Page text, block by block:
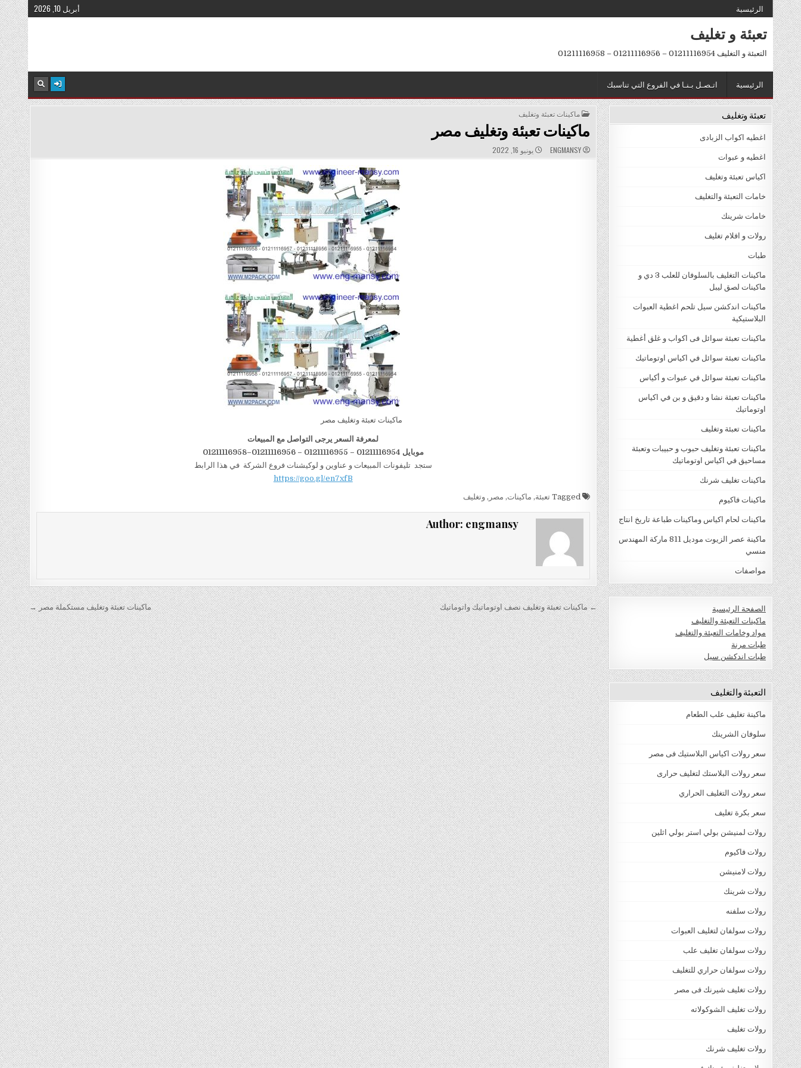
Skip
to
content
الرئيسية أبريل 10, 2026
تعبئة و تغليف
التعبئة و التغليف 01211116954 – 01211116956 – 01211116958
الرئيسية اتـصـل بـنـا في الفروع التي تناسبك
POSTED
IN
ماكينات تعبئة وتغليف
ماكينات تعبئة وتغليف مصر
AUTHOR:
ENGMANSY
PUBLISHED
DATE:
يونيو 16, 2022
ماكينات تعبئة وتغليف مصر
لمعرفة السعر يرجى التواصل مع المبيعات
موبايل 01211116954 – 01211116955 – 01211116956–01211116958
ستجد تليفونات المبيعات و عناوين و لوكيشنات فروع الشركة في هذا الرابط
https://goo.gl/en7xfB
Tagged تعبئة, ماكينات, مصر ,وتغليف
Author: engmansy
تصفّح
المقالات
ماكينات تعبئة وتغليف مستكملة مصر → ← ماكينات تعبئة وتغليف نصف اوتوماتيك واتوماتيك
تعبئة وتغليف
اغطيه اكواب الزبادى
اغطيه و عبوات
اكياس تعبئة وتغليف
خامات التعبئة والتغليف
خامات شرينك
رولات و افلام تغليف
طبات
ماكينات التغليف بالسلوفان للعلب 3 دي و
ماكينات لصق ليبل
ماكينات اندكشن سيل تلحم اغطية العبوات
البلاستيكية
ماكينات تعبئة سوائل فى اكواب و غلق أغطية
ماكينات تعبئة سوائل في اكياس اوتوماتيك
ماكينات تعبئة سوائل في عبوات و أكياس
ماكينات تعبئة نشا و دقيق و بن في اكياس
اوتوماتيك
ماكينات تعبئة وتغليف
ماكينات تعبئة وتغليف حبوب و حبيبات وتعبئة
مساحيق في اكياس اوتوماتيك
ماكينات تغليف شرنك
ماكينات فاكيوم
ماكينات لحام اكياس وماكينات طباعة تاريخ انتاج
ماكينة عصر الزيوت موديل 811 ماركة المهندس
منسي
مواصفات
الصفحة الرئيسية
ماكينات التعبئة والتغليف
مواد وخامات التعبئة والتغليف
طبات مرنة
طبات اندكشن سيل
التعبئة والتغليف
ماكينة تغليف علب الطعام
سلوفان الشرينك
سعر رولات اكياس البلاستيك فى مصر
سعر رولات البلاستك لتغليف حرارى
سعر رولات التغليف الحراري
سعر بكرة تغليف
رولات لمنيشن بولي استر بولي اثلين
رولات فاكيوم
رولات لامنيشن
رولات شرينك
رولات سلفنه
رولات سولفان لتغليف العبوات
رولات سولفان تغليف علب
رولات سولفان حراري للتغليف
رولات تغليف شيرنك فى مصر
رولات تغليف الشوكولاته
رولات تغليف
رولات تغليف شرنك